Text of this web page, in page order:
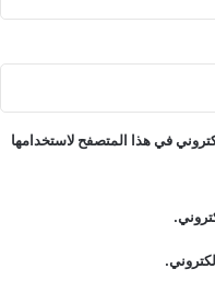
في هذا المتصفح لاستخدامها